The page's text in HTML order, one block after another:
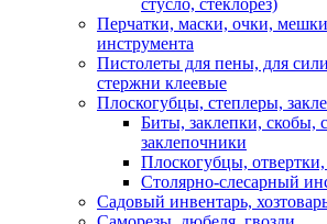
стусло, стеклорез)
Перчатки, маски, очки,
инструмента
Пистолеты для пены, для
стержни клеевые
Плоскогубцы, степлеры,
Биты, заклепки, скобы,
заклепочники
Плоскогубцы,
Столярно-слесарный
Садовый инвентарь,